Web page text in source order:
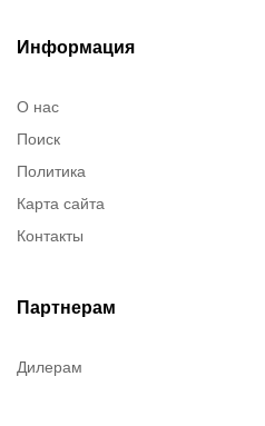
Информация
О нас
Поиск
Политика
Карта сайта
Контакты
Партнерам
Дилерам